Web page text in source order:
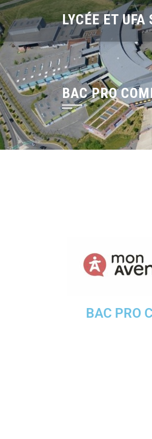
LYCÉE ET UFA
BAC PRO
BAC PRO